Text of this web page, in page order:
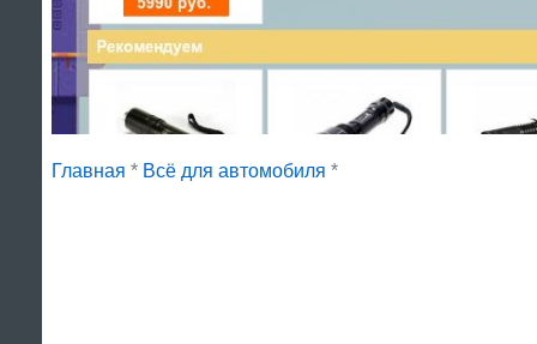
Главная * Всё для автомобиля *